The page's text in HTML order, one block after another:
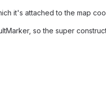
it's attached to the map
so the super